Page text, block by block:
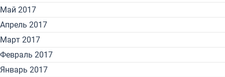
Май 2017
Апрель 2017
Март 2017
Февраль 2017
Январь 2017